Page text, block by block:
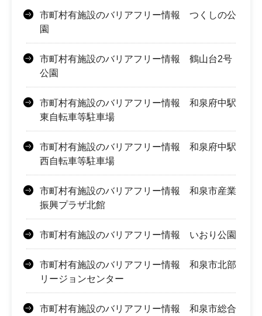
市町村有施設のバリアフリー情報 つくしの公
園
市町村有施設のバリアフリー情報 鶴山台2号
公園
市町村有施設のバリアフリー情報 和泉府中駅
東自転車等駐車場
市町村有施設のバリアフリー情報 和泉府中駅
西自転車等駐車場
市町村有施設のバリアフリー情報 和泉市産業
振興プラザ北館
市町村有施設のバリアフリー情報 いおり公園
市町村有施設のバリアフリー情報 和泉市北部
リージョンセンター
市町村有施設のバリアフリー情報 和泉市総合